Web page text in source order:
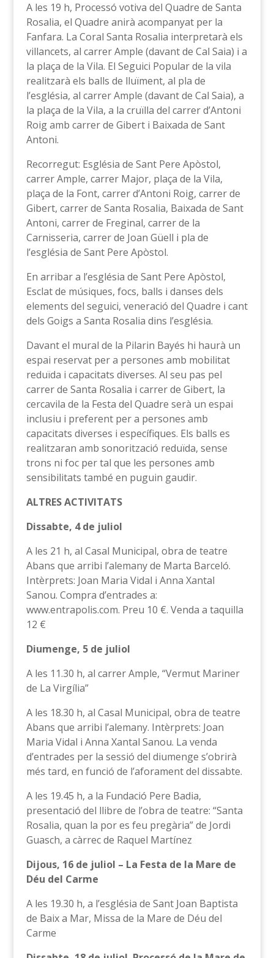
A les 19 h, Processó votiva del Quadre de Santa
Rosalia, el Quadre anirà acompanyat per la
Fanfara. La Coral Santa Rosalia interpretarà els
villancets, al carrer Ample (davant de Cal Saia) i a
la plaça de la Vila. El Seguici Popular de la vila
realitzarà els balls de lluïment, al pla de
l’església, al carrer Ample (davant de Cal Saia), a
la plaça de la Vila, a la cruïlla del carrer d’Antoni
Roig amb carrer de Gibert i Baixada de Sant
Antoni.
Recorregut: Església de Sant Pere Apòstol,
carrer Ample, carrer Major, plaça de la Vila,
plaça de la Font, carrer d’Antoni Roig, carrer de
Gibert, carrer de Santa Rosalia, Baixada de Sant
Antoni, carrer de Freginal, carrer de la
Carnisseria, carrer de Joan Güell i pla de
l’església de Sant Pere Apòstol.
En arribar a l’església de Sant Pere Apòstol,
Esclat de músiques, focs, balls i danses dels
elements del seguici, veneració del Quadre i cant
dels Goigs a Santa Rosalia dins l’església.
Davant el mural de la Pilarin Bayés hi haurà un
espai reservat per a persones amb mobilitat
reduïda i capacitats diverses. Al seu pas pel
carrer de Santa Rosalia i carrer de Gibert, la
cercavila de la Festa del Quadre serà un espai
inclusiu i preferent per a persones amb
capacitats diverses i específiques. Els balls es
realitzaran amb sonorització reduïda, sense
trons ni foc per tal que les persones amb
sensibilitats també en puguin gaudir.
ALTRES ACTIVITATS
Dissabte, 4 de juliol
A les 21 h, al Casal Municipal, obra de teatre
Abans que arribi l’alemany de Marta Barceló.
Intèrprets: Joan Maria Vidal i Anna Xantal
Sanou. Compra d’entrades a:
www.entrapolis.com. Preu 10 €. Venda a taquilla
12 €
Diumenge, 5 de juliol
A les 11.30 h, al carrer Ample, “Vermut Mariner
de La Virgília”
A les 18.30 h, al Casal Municipal, obra de teatre
Abans que arribi l’alemany. Intèrprets: Joan
Maria Vidal i Anna Xantal Sanou. La venda
d’entrades per la sessió del diumenge s’obrirà
més tard, en funció de l’aforament del dissabte.
A les 19.45 h, a la Fundació Pere Badia,
presentació del llibre de l’obra de teatre: “Santa
Rosalia, quan la por es feu pregària” de Jordi
Guasch, a càrrec de Raquel Martínez
Dijous, 16 de juliol – La Festa de la Mare de
Déu del Carme
A les 19.30 h, a l’església de Sant Joan Baptista
de Baix a Mar, Missa de la Mare de Déu del
Carme